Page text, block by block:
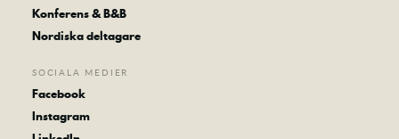
Konferens & B&B
Nordiska deltagare
SOCIALA MEDIER
Facebook
Instagram